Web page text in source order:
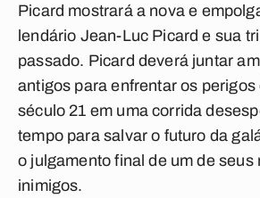
Picard mostrará a nova e
lendário Jean-Luc Picard e sua
passado. Picard deverá juntar
antigos para enfrentar os perigos
século 21 em uma corrida
tempo para salvar o futuro da
o julgamento final de um de seus
inimigos.